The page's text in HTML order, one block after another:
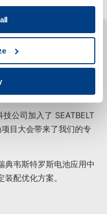
伙伴，我们感到非常自
公司加入了 SEATBELT
目大会带来了我们的专
典韦斯特罗斯电池应用中
配优化方案。